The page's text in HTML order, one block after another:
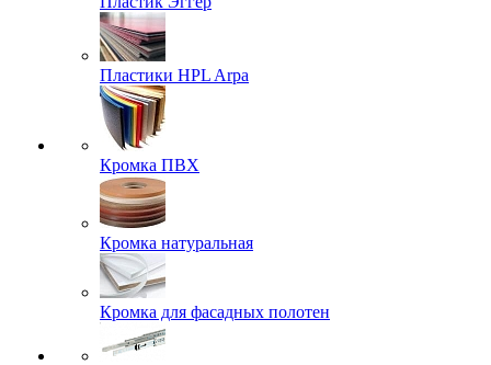
Пластики HPL Arpa
Кромка ПВХ
Кромка натуральная
Кромка для фасадных полотен